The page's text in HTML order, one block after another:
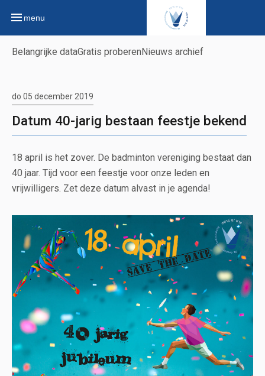
menu
Belangrijke dataGratis proberen Nieuws archief
do 05 december 2019
Datum 40-jarig bestaan feestje bekend
18 april is het zover. De badminton vereniging bestaat dan
40 jaar. Tijd voor een feestje voor onze leden en
vrijwilligers. Zet deze datum alvast in je agenda!